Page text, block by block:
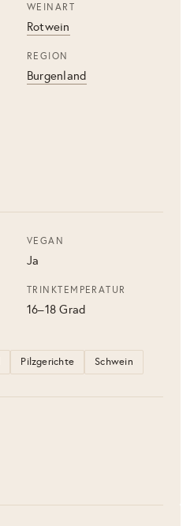
WEINART
Rotwein
REGION
Burgenland
VEGAN
Ja
TRINKTEMPERATUR
16–18 Grad
Pilzgerichte Schwein